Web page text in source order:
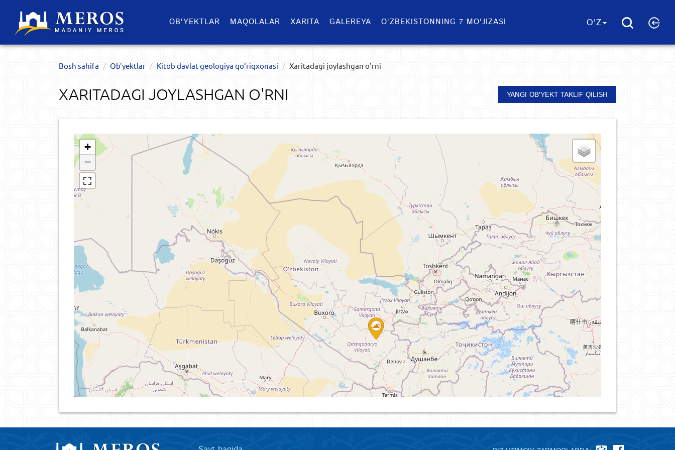
OB'YEKTLAR​ MAQOLALAR XARITA GALEREYA O'ZBEKISTONNING 7 MO'JIZASI O'Z
Bosh sahifa Ob'yektlar​ Kitob davlat geologiya qo‘riqxonasi Xaritadagi joylashgan o'rni
XARITADAGI JOYLASHGAN O'RNI YANGI OB'YEKT TAKLIF QILISH
+
−